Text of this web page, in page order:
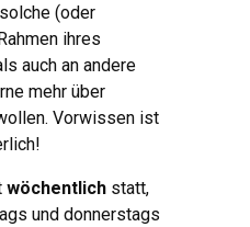
(oder
ihres
auch an andere
mehr über
Vorwissen ist
wöchentlich statt,
und donnerstags